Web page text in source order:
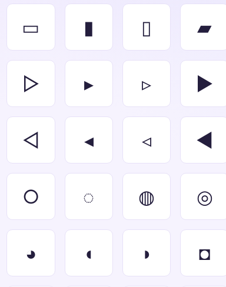
▭ ▮ ▯ ▰
▷ ▸ ▹ ►
◁ ◂ ◃ ◄
○ ◌ ◍ ◎
◕ ◖ ◗ ◘